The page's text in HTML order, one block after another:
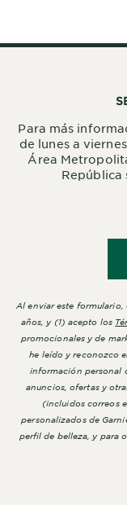
Para más
de lunes a
Área
República
Al enviar este formulario,
años, y (1) acepto los
promocionales y de
he leído y reconozco
información personal
anuncios, ofertas y
(incluidos correos
personalizados de
perfil de belleza, y para